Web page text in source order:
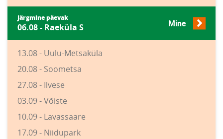
Järgmine päevak
06.08 - Raeküla S Mine
13.08 - Uulu-Metsaküla
20.08 - Soometsa
27.08 - Ilvese
03.09 - Võiste
10.09 - Lavassaare
17.09 - Niidupark